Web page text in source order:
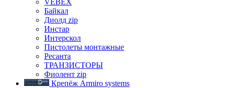
VEBEX
Байкал
Диолд zip
Инстар
Интерскол
Пистолеты монтажные
Ресанта
ТРАНЗИСТОРЫ
Фиолент zip
Крепёж Armiro systems